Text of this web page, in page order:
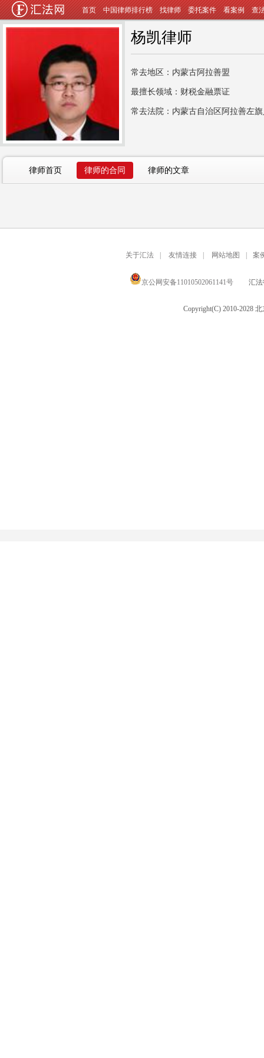
首页 中国律师排行榜 找律师 委托案件 看案例 查
杨凯律师
常去地区：内蒙古阿拉善盟
最擅长领域：财税金融票证
常去法院：内蒙古自治区阿拉善左
律师首页 律师的合同 律师的文章
关于汇法 友情连接 网站地图 案
京公网安备11010502061141号 汇法
Copyright(C) 2010-2028